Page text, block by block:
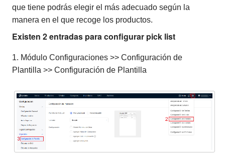
que tiene podrás elegir el más adecuado según la
manera en el que recoge los productos.
Existen 2 entradas para configurar pick list
1. Módulo Configuraciones >> Configuración de
Plantilla >> Configuración de Plantilla